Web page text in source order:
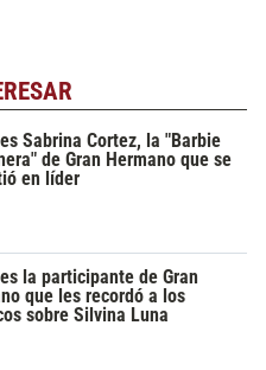
Sabrina Cortez, la "Barbie
de Gran Hermano que se
en líder
la participante de Gran
que les recordó a los
sobre Silvina Luna